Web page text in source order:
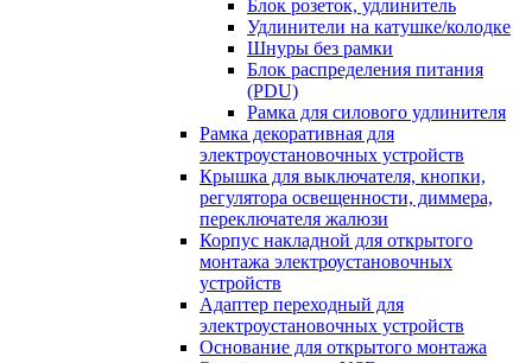
Блок розеток, удлинитель
Удлинители на катушке/колодке
Шнуры без рамки
Блок распределения питания
(PDU)
Рамка для силового удлинителя
Рамка декоративная для
электроустановочных устройств
Крышка для выключателя, кнопки,
регулятора освещенности, диммера,
переключателя жалюзи
Корпус накладной для открытого
монтажа электроустановочных
устройств
Адаптер переходный для
электроустановочных устройств
Основание для открытого монтажа